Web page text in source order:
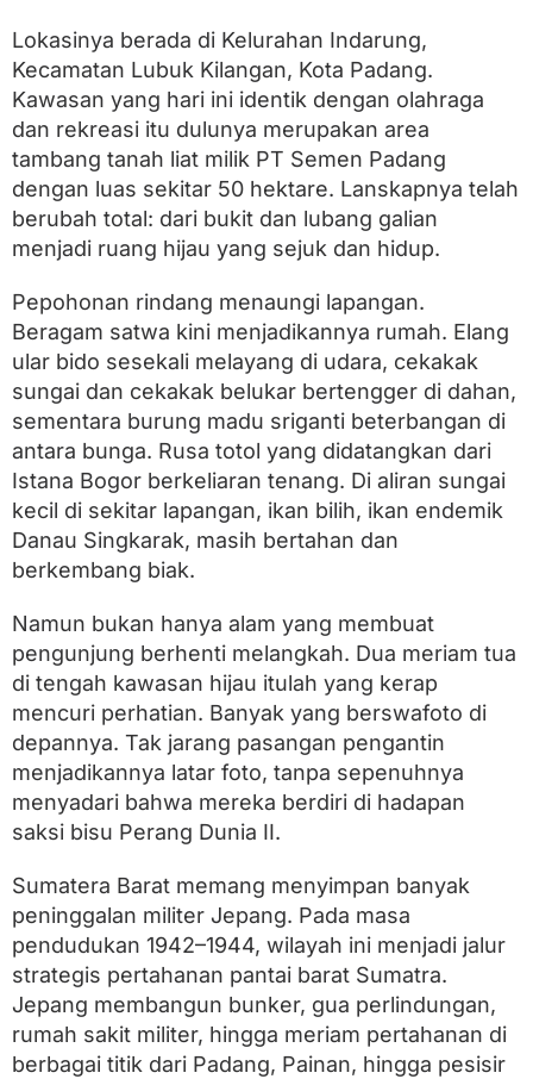
e
r
a
g
D
u
n
i
a
d
i
a
p
a
g
a
n
G
o
l
e
m
n
P
d
a
n
g
Lokasinya berada di Kelurahan Indarung,
Kecamatan Lubuk Kilangan, Kota Padang.
Kawasan yang hari ini identik dengan olahraga
dan rekreasi itu dulunya merupakan area
tambang tanah liat milik PT Semen Padang
dengan luas sekitar 50 hektare. Lanskapnya telah
berubah total: dari bukit dan lubang galian
menjadi ruang hijau yang sejuk dan hidup.
Pepohonan rindang menaungi lapangan.
Beragam satwa kini menjadikannya rumah. Elang
ular bido sesekali melayang di udara, cekakak
sungai dan cekakak belukar bertengger di dahan,
sementara burung madu sriganti beterbangan di
antara bunga. Rusa totol yang didatangkan dari
Istana Bogor berkeliaran tenang. Di aliran sungai
kecil di sekitar lapangan, ikan bilih, ikan endemik
Danau Singkarak, masih bertahan dan
berkembang biak.
Namun bukan hanya alam yang membuat
pengunjung berhenti melangkah. Dua meriam tua
di tengah kawasan hijau itulah yang kerap
mencuri perhatian. Banyak yang berswafoto di
depannya. Tak jarang pasangan pengantin
menjadikannya latar foto, tanpa sepenuhnya
menyadari bahwa mereka berdiri di hadapan
saksi bisu Perang Dunia II.
Sumatera Barat memang menyimpan banyak
peninggalan militer Jepang. Pada masa
pendudukan 1942–1944, wilayah ini menjadi jalur
strategis pertahanan pantai barat Sumatra.
Jepang membangun bunker, gua perlindungan,
rumah sakit militer, hingga meriam pertahanan di
berbagai titik dari Padang, Painan, hingga pesisir